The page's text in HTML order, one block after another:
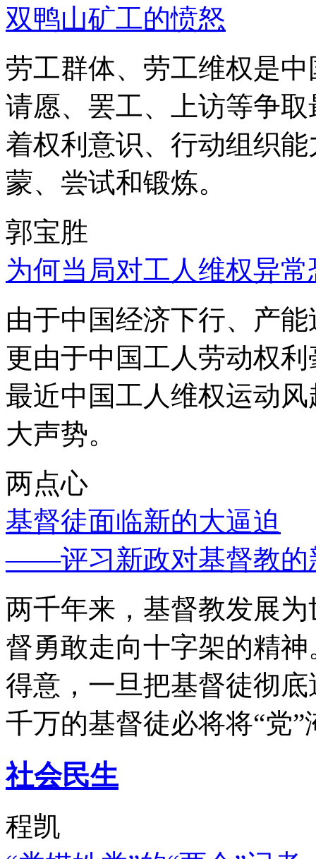
双鸭山矿工的愤怒
劳工群体、劳工维权是
请愿、罢工、上访等争
着权利意识、行动组织
蒙、尝试和锻炼。
郭宝胜
为何当局对工人维权异
由于中国经济下行、产
更由于中国工人劳动权
最近中国工人维权运动
大声势。
两点心
基督徒面临新的大逼迫
——评习新政对基督教的
两千年来，基督教发展
督勇敢走向十字架的精
得意，一旦把基督徒彻
千万的基督徒必将将“党”
社会民生
程凯